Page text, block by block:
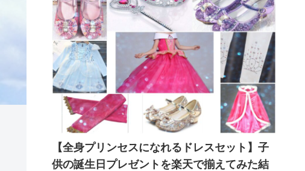
【全身プリンセスになれるドレスセット】子
供の誕生日プレゼントを楽天で揃えてみた結